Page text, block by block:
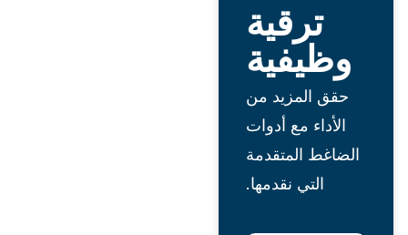
ترقية
وظيفية
حقق المزيد من
الأداء مع أدوات
الضاغط المتقدمة
التي نقدمها.